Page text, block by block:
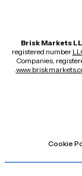
Brisk Markets
registered number
Companies,
Cookie